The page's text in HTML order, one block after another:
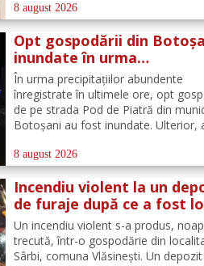
aparatul electrocasnic, iar medicii au
solicitat intervenția salvatorilor.
din cadrul...
8 august 2026
Opt gospodării din
inundate în urma
precipitațiilor abundente
ultimele ore
În urma precipitațiilor abundente
înregistrate în ultimele ore, opt
de pe strada Pod de Piatră din
Botoșani au fost inundate. Ulterior,
pe carosabil. Pentru evacuarea apei,
pompierii militari din cadrul
Detașamentului Botoșani au...
8 august 2026
Incendiu violent la un
de furaje după ce a fost
de trăsnet
Un incendiu violent s-a produs,
trecută, într-o gospodărie din
Sârbi, comuna Vlăsinești. Un